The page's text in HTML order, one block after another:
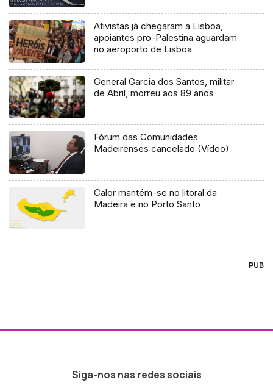
Ativistas já chegaram a Lisboa,
apoiantes pro-Palestina aguardam
no aeroporto de Lisboa
General Garcia dos Santos, militar
de Abril, morreu aos 89 anos
Fórum das Comunidades
Madeirenses cancelado (Vídeo)
Calor mantém-se no litoral da
Madeira e no Porto Santo
PUB
Siga-nos nas redes sociais